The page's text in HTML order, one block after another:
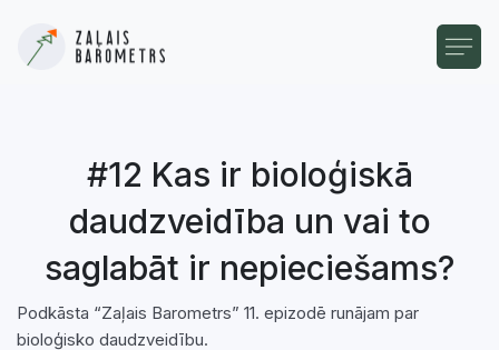
#12 Kas ir bioloģiskā
daudzveidība un vai to
saglabāt ir nepieciešams?
Podkāsta “Zaļais Barometrs” 11. epizodē runājam par
bioloģisko daudzveidību.